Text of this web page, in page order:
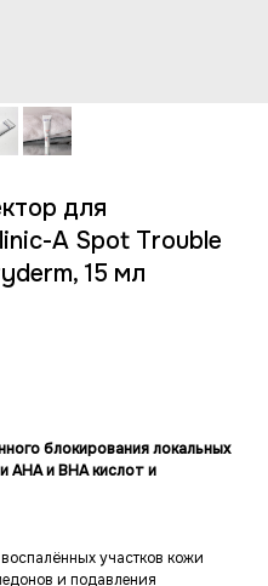
для
A Spot Trouble
15 мл
блокирования локальных
АНА и ВНА кислот и
участков кожи
и подавления